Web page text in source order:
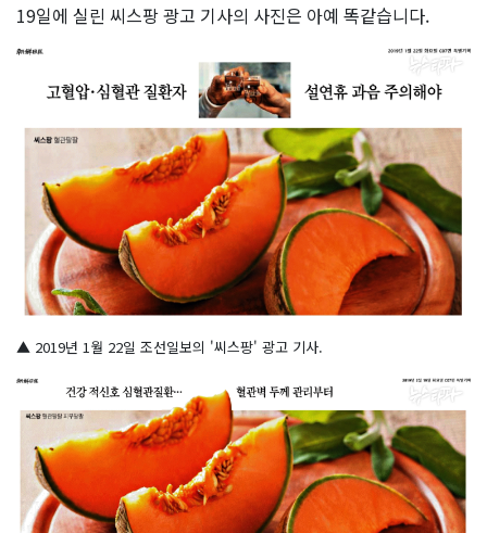
19일에 실린 씨스팡 광고 기사의 사진은 아예 똑같습니다.
▲ 2019년 1월 22일 조선일보의 '씨스팡' 광고 기사.